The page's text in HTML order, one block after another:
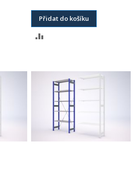
Přidat do košíku
POROVNÁNÍ